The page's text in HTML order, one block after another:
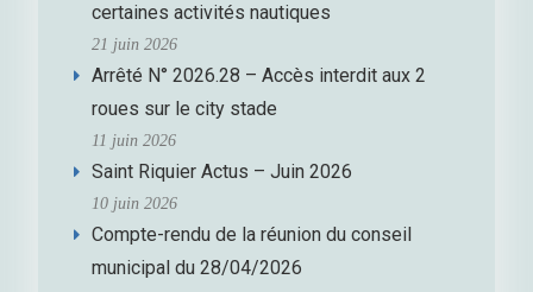
certaines activités nautiques
21 juin 2026
Arrêté N° 2026.28 – Accès interdit aux 2
roues sur le city stade
11 juin 2026
Saint Riquier Actus – Juin 2026
10 juin 2026
Compte-rendu de la réunion du conseil
municipal du 28/04/2026